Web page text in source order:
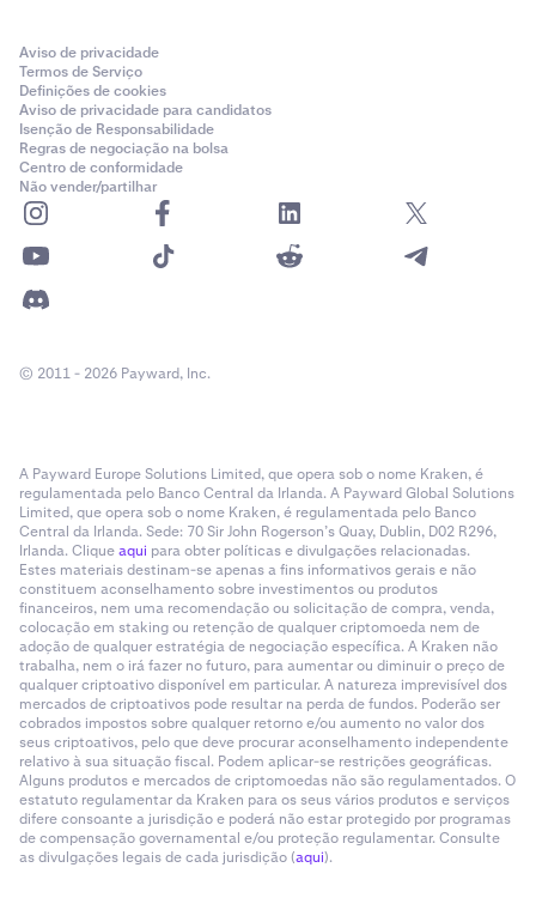
Aviso de privacidade
Termos de Serviço
Definições de cookies
Aviso de privacidade para candidatos
Isenção de Responsabilidade
Regras de negociação na bolsa
Centro de conformidade
Não vender/partilhar
© 2011 - 2026 Payward, Inc.
A Payward Europe Solutions Limited, que opera sob o nome Kraken, é
regulamentada pelo Banco Central da Irlanda. A Payward Global Solutions
Limited, que opera sob o nome Kraken, é regulamentada pelo Banco
Central da Irlanda. Sede: 70 Sir John Rogerson’s Quay, Dublin, D02 R296,
Irlanda. Cliqueaqui para obter políticas e divulgações relacionadas.
Estes materiais destinam-se apenas a fins informativos gerais e não
constituem aconselhamento sobre investimentos ou produtos
financeiros, nem uma recomendação ou solicitação de compra, venda,
colocação em staking ou retenção de qualquer criptomoeda nem de
adoção de qualquer estratégia de negociação específica. A Kraken não
trabalha, nem o irá fazer no futuro, para aumentar ou diminuir o preço de
qualquer criptoativo disponível em particular. A natureza imprevisível dos
mercados de criptoativos pode resultar na perda de fundos. Poderão ser
cobrados impostos sobre qualquer retorno e/ou aumento no valor dos
seus criptoativos, pelo que deve procurar aconselhamento independente
relativo à sua situação fiscal. Podem aplicar-se restrições geográficas.
Alguns produtos e mercados de criptomoedas não são regulamentados. O
estatuto regulamentar da Kraken para os seus vários produtos e serviços
difere consoante a jurisdição e poderá não estar protegido por programas
de compensação governamental e/ou proteção regulamentar. Consulte
as divulgações legais de cada jurisdição (aqui).